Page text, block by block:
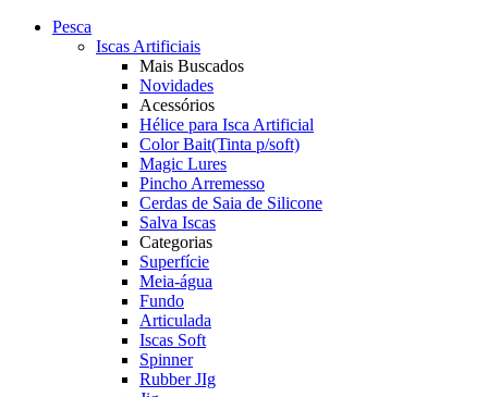
Pesca
Iscas Artificiais
Mais Buscados
Novidades
Acessórios
Hélice para Isca Artificial
Color Bait(Tinta p/soft)
Magic Lures
Pincho Arremesso
Cerdas de Saia de Silicone
Salva Iscas
Categorias
Superfície
Meia-água
Fundo
Articulada
Iscas Soft
Spinner
Rubber JIg